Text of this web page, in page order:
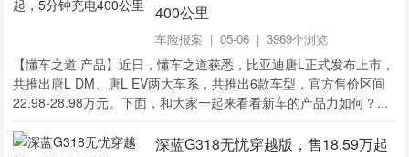
400公里
车险报案 | 05-06 | 3969个浏览
【懂车之道 产品】近日，懂车之道获悉，比亚迪唐L正式发布上市，
共推出唐L DM、唐L EV两大车系，共推出6款车型，官方售价区间
22.98-28.98万元。下面，和大家一起来看看新车的产品力如何？...
深蓝G318无忧穿越版，售18.59万起